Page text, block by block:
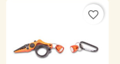
favorite_border